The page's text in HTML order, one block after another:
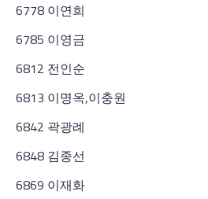
6778 이연희
6785 이영금
6812 전인순
6813 이명옥,이충원
6842 곽광례
6848 김종선
6869 이재화